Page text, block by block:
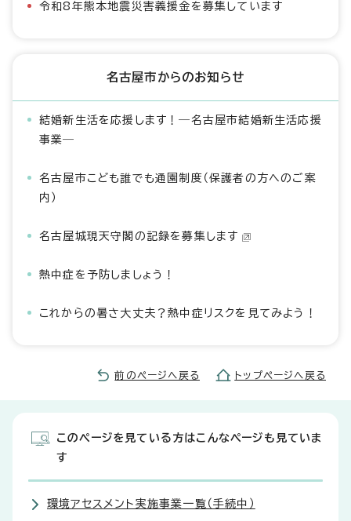
令和8年熊本地震災害義援金を募集しています
名古屋市からのお知らせ
結婚新生活を応援します！―名古屋市結婚新生活応援
事業―
名古屋市こども誰でも通園制度（保護者の方へのご案
内）
名古屋城現天守閣の記録を募集します
熱中症を予防しましょう！
これからの暑さ大丈夫？熱中症リスクを見てみよう！
前のページへ戻る トップページへ戻る
このページを見ている方はこんなページも見ていま
す
環境アセスメント実施事業一覧（手続中）